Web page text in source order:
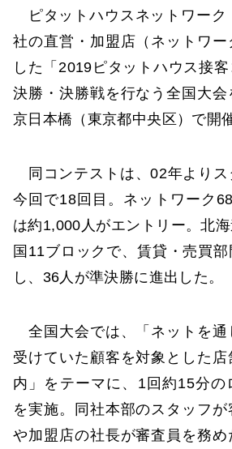
ピタットハウスネットワーク
社の直営・加盟店（ネットワー
した「2019ピタットハウス接
決勝・決勝戦を行なう全国大
京日本橋（東京都中央区）で開
同コンテストは、02年よりス
今回で18回目。ネットワーク
は約1,000人がエントリー。北
国11ブロックで、賃貸・売買
し、36人が準決勝に進出した。
全国大会では、「ネットを通
受けていた顧客を対象とした
内」をテーマに、1回約15分の
を実施。同社本部のスタッフ
や加盟店の社長が審査員を務